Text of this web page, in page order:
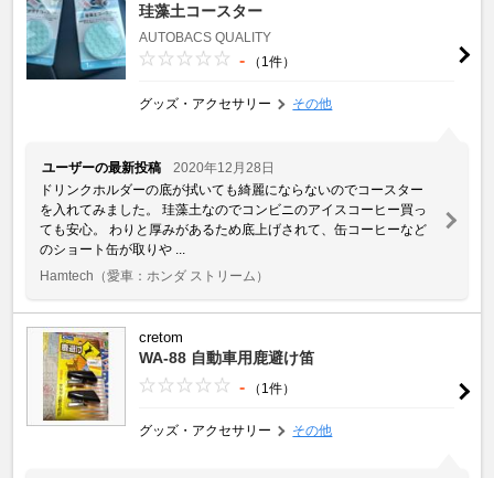
珪藻土コースター
AUTOBACS QUALITY
- （1件）
グッズ・アクセサリー その他
ユーザーの最新投稿
2020年12月28日
ドリンクホルダーの底が拭いても綺麗にならないのでコースター
を入れてみました。 珪藻土なのでコンビニのアイスコーヒー買っ
ても安心。 わりと厚みがあるため底上げされて、缶コーヒーなど
のショート缶が取りや ...
Hamtech （愛車：ホンダ ストリーム）
cretom
WA-88 自動車用鹿避け笛
- （1件）
グッズ・アクセサリー その他